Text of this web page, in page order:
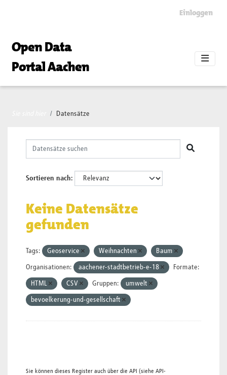
Einloggen
Open Data
Portal Aachen
Datensätze
Sortieren nach
Keine Datensätze
gefunden
Tags: Geoservice Weihnachten Baum
Organisationen: aachener-stadtbetrieb-e-18 Formate:
HTML CSV Gruppen: umwelt
bevoelkerung-und-gesellschaft
Sie können dieses Register auch über die API (siehe API-